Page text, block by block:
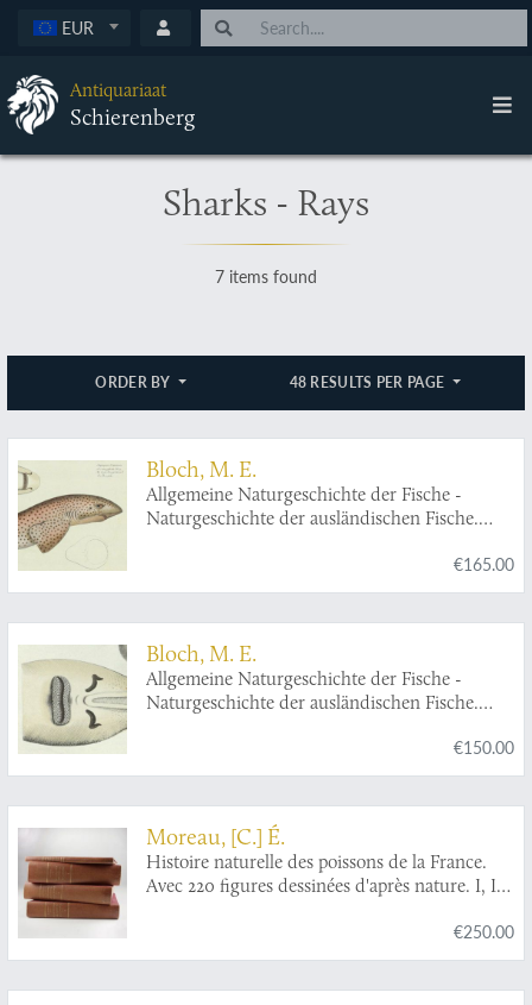
EUR
Antiquariaat
Schierenberg
Sharks - Rays
7 items found
ORDER BY 48 RESULTS PER PAGE
Bloch, M. E.
Allgemeine Naturgeschichte der Fische -
Naturgeschichte der ausländischen Fische.
Haay/The Lesser Rough Hound/La Roussette.
€165.00
Bloch, M. E.
Allgemeine Naturgeschichte der Fische -
Naturgeschichte der ausländischen Fische.
ungebohrner Soegefisch. L'embrion de la scie."
[Sawfish, unborn].
€150.00
Moreau, [C.] É.
Histoire naturelle des poissons de la France.
Avec 220 figures dessinées d'après nature. I, II,
France. Supplément. Avec 7 figures dans le
texte. [Complete].
€250.00